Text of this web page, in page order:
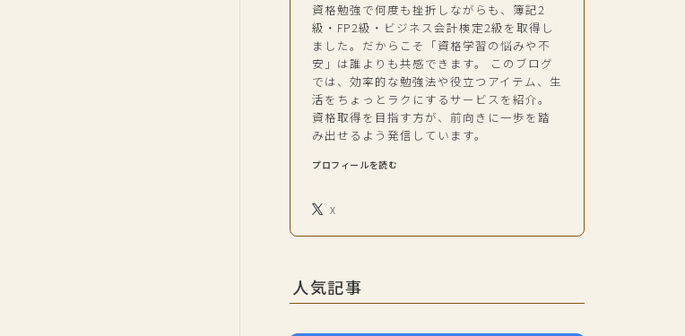
資格勉強で何度も挫折しながらも、簿記2
級・FP2級・ビジネス会計検定2級を取得し
ました。だからこそ「資格学習の悩みや不
安」は誰よりも共感できます。 このブログ
では、効率的な勉強法や役立つアイテム、生
活をちょっとラクにするサービスを紹介。
資格取得を目指す方が、前向きに一歩を踏
み出せるよう発信しています。
プロフィールを読む
X
人気記事